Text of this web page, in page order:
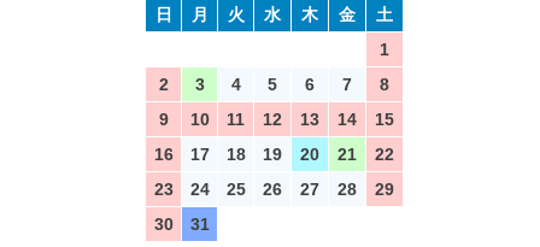
日 月 火 水 木 金
土
1
2
3 4 5 6 7
8
9
10 11 12 13 14
15
16
17 18 19 20 21
22
23
24 25 26 27 28
29
30
31